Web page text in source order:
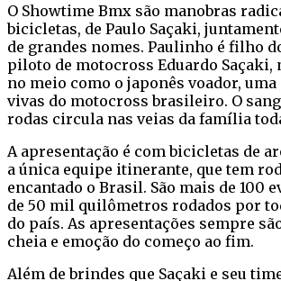
O Showtime Bmx são manobras
bicicletas, de Paulo Saçaki,
de grandes nomes. Paulinho é filho
piloto de motocross Eduardo Saçaki,
no meio como o japonês voador, uma
vivas do motocross brasileiro. O
rodas circula nas veias da família
A apresentação é com bicicletas de
a única equipe itinerante, que tem
encantado o Brasil. São mais de 100
de 50 mil quilômetros rodados por
do país. As apresentações sempre
cheia e emoção do começo ao fim.
Além de brindes que Saçaki e seu